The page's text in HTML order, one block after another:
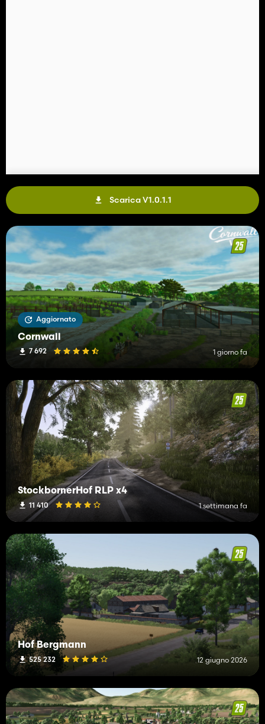
Scarica V1.0.1.1
Aggiornato
Cornwall
7 692 1 giorno fa
StockbornerHof RLP x4
11 410 1 settimana fa
Hof Bergmann
525 232 12 giugno 2026